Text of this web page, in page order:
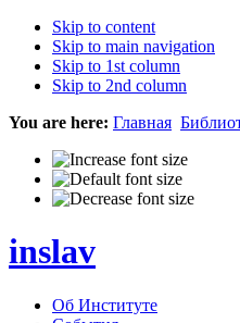
Skip to content
Skip to main navigation
Skip to 1st column
Skip to 2nd column
You are here: Главная
inslav
Об Институте